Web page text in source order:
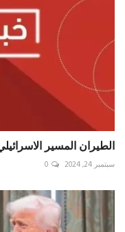
الطيران المسير
سبتمبر 24, 2024 0